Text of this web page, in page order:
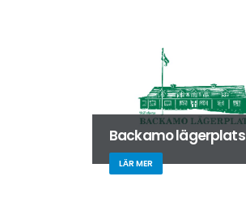
Backamo lägerplats
LÄR MER